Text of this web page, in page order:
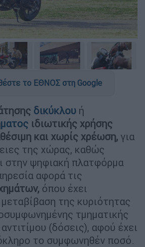
το ΕΘΝΟΣ στη Google
δικύκλου ή
ιδιωτικής χρήσης
και χωρίς χρέωση, για
της χώρας, καθώς
στην ψηφιακή πλατφόρμα
αφορά τις
όπου έχει
της κυριότητας
τμηματικής
(δόσεις), αφού έχει
το συμφωνηθέν ποσό.